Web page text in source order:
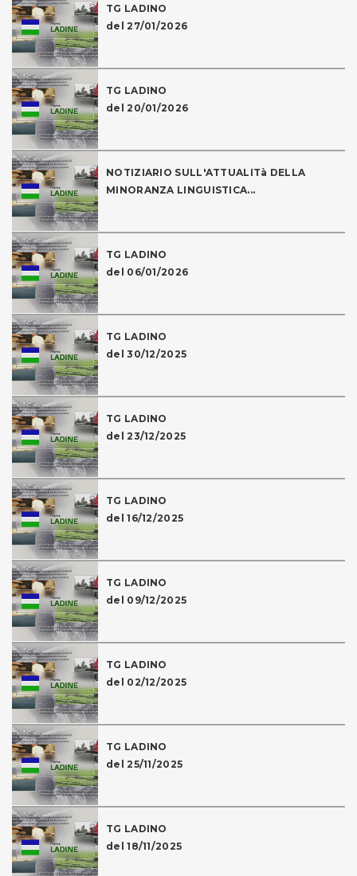
TG LADINO
del 27/01/2026
TG LADINO
del 20/01/2026
NOTIZIARIO SULL'ATTUALITà DELLA
MINORANZA LINGUISTICA...
TG LADINO
del 06/01/2026
TG LADINO
del 30/12/2025
TG LADINO
del 23/12/2025
TG LADINO
del 16/12/2025
TG LADINO
del 09/12/2025
TG LADINO
del 02/12/2025
TG LADINO
del 25/11/2025
TG LADINO
del 18/11/2025